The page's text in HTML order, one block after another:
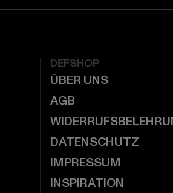
DEFSHOP
ÜBER UNS
AGB
DATENSCHUTZ
IMPRESSUM
INSPIRATION